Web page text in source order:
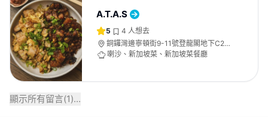
A.T.A.S
5 4 人想去
銅鑼灣邊寧頓街9-11號登龍閣地下C2號
舖
喇沙、新加坡菜、新加坡菜餐廳
顯示所有留言(1)...